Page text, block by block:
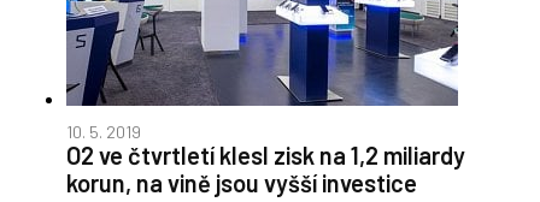
10. 5. 2019
O2 ve čtvrtletí klesl zisk na 1,2 miliardy
korun, na vině jsou vyšší investice